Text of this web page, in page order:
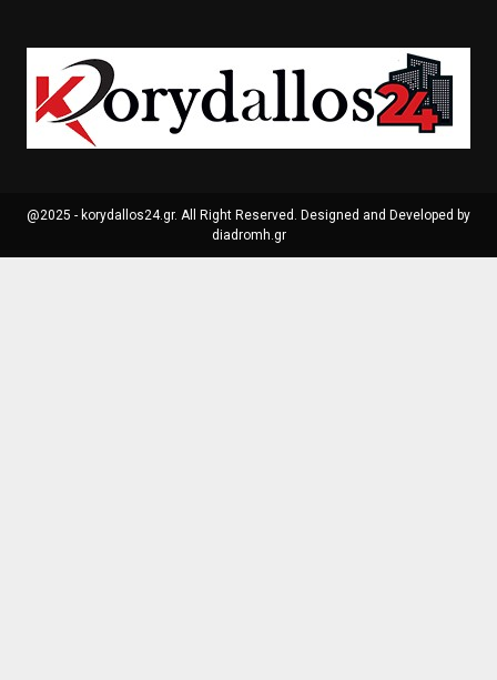
@2025 - korydallos24.gr. All Right Reserved. Designed and Developed by
diadromh.gr